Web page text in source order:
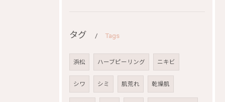
タグ Tags
浜松 ハーブピーリング ニキビ
シワ シミ 肌荒れ 乾燥肌